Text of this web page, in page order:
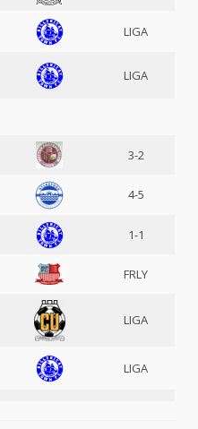
LIGA
LIGA
3-2
4-5
1-1
FRLY
LIGA
LIGA